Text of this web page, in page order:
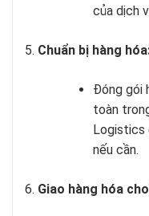
của dịch
Chuẩn bị hàng
Đóng gói
toàn
Logistics
nếu cần.
Giao hàng hóa